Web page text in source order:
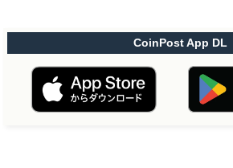
CoinPost App DL